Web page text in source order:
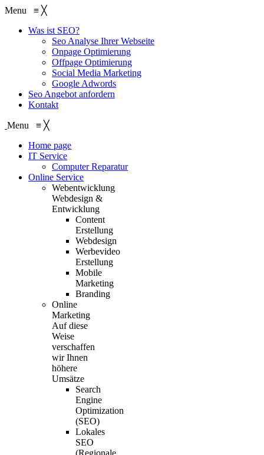
Menu ≡ ╳
Was ist SEO?
Seo Analyse Ihrer Webseite
Onpage Optimierung
Offpage Optimierung
Social Media Marketing
Google Adwords
Seo Angebot anfordern
Kontakt
Menu ≡ ╳
Home page
IT Service
Computer Reparatur
Online Service
Webentwicklung
Webdesign &
Entwicklung
Content
Erstellung
Webdesign
Werbevideo
Erstellung
Mobile
Marketing
Branding
Online
Marketing
Auf diese
Weise
verschaffen
wir Ihnen
höhere
Umsätze
Search
Engine
Optimization
(SEO)
Lokales
SEO
(Regionale